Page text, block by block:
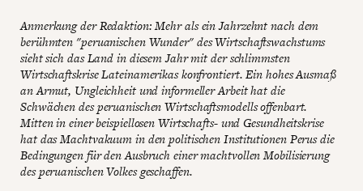
Anmerkung der Redaktion: Mehr als ein Jahrzehnt nach dem
berühmten "peruanischen Wunder" des Wirtschaftswachstums
sieht sich das Land in diesem Jahr mit der schlimmsten
Wirtschaftskrise Lateinamerikas konfrontiert. Ein hohes Ausmaß
an Armut, Ungleichheit und informeller Arbeit hat die
Schwächen des peruanischen Wirtschaftsmodells offenbart.
Mitten in einer beispiellosen Wirtschafts- und Gesundheitskrise
hat das Machtvakuum in den politischen Institutionen Perus die
Bedingungen für den Ausbruch einer machtvollen Mobilisierung
des peruanischen Volkes geschaffen.